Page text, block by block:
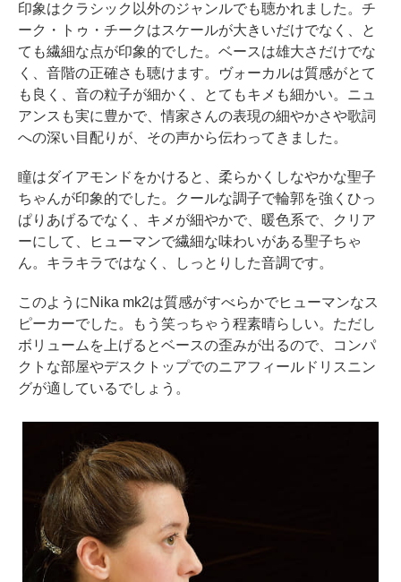
印象はクラシック以外のジャンルでも聴かれました。チ
ーク・トゥ・チークはスケールが大きいだけでなく、と
ても繊細な点が印象的でした。ベースは雄大さだけでな
く、音階の正確さも聴けます。ヴォーカルは質感がとて
も良く、音の粒子が細かく、とてもキメも細かい。ニュ
アンスも実に豊かで、情家さんの表現の細やかさや歌詞
への深い目配りが、その声から伝わってきました。
瞳はダイアモンドをかけると、柔らかくしなやかな聖子
ちゃんが印象的でした。クールな調子で輪郭を強くひっ
ぱりあげるでなく、キメが細やかで、暖色系で、クリア
ーにして、ヒューマンで繊細な味わいがある聖子ちゃ
ん。キラキラではなく、しっとりした音調です。
このようにNika mk2は質感がすべらかでヒューマンなス
ピーカーでした。もう笑っちゃう程素晴らしい。ただし
ボリュームを上げるとベースの歪みが出るので、コンパ
クトな部屋やデスクトップでのニアフィールドリスニン
グが適しているでしょう。